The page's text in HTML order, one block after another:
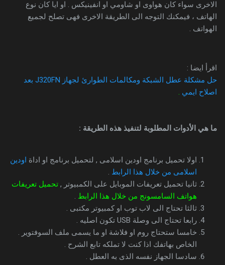
الاخرى سواء كان هواوى او شاومي او انفينيكس . او ايا كان نوع
الهاتف ، فيمكنك التوجه الى الطريقة الاخرى فهى تصلح لجميع
الهواتف .
اقرأ ايضا :
حل مشكلة عطل الشبكة ومكالمات الطوارئ لجهاز J320FN بعد
اصلاح ايمي.
ما هي الأدوات المطلوبة لتنفيذ هذه الطريقة :
اولا تحميل برنامج اودين اسلامى , لتحميل برنامج او اداة اودين
اسلامى من خلال هذا الرابط.
ثانيا تحميل تعريفات الموبايل على الكمبيوتر ,تحميل تعريفات
هواتف السامسونج من خلال هذا الرابط.
ثالثا تحتاج الى لاب توب او كمبيوتر مكتبى .
رابعا تحتاج الى وصلة USB تكون اصليه .
خامسا ستحتاج روم او فلاشة او ما يسمى ملف السوفتوير .
الخاص بهاتفك اذا كنت لا تملكه تابع الشرح .
سادسا الجهاز نفسه الذى به العطل .